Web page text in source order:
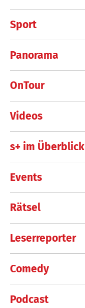
Sport
Panorama
OnTour
Videos
s+ im Überblick
Events
Rätsel
Leserreporter
Comedy
Podcast